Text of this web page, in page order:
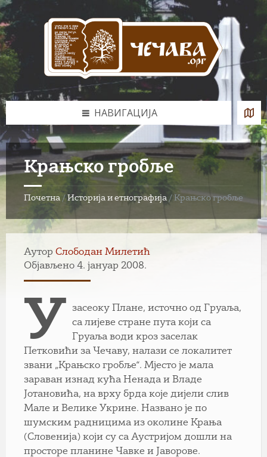
Skip
to
content
Skip
to
left
sidebar
Skip
to
footer
НАВИГАЦИЈА
Крањско гробље
Почетна /Историја и етнографија / Крањско гробље
Аутор Слободан Милетић
Објављено 4. јануар 2008.
У
засеоку Плане, источно од Груаља,
са лијеве стране пута који са
Груаља води кроз заселак
Петковићи за Чечаву, налази се локалитет
звани „Крањско гробље“. Мјесто је мала
зараван изнад кућа Ненада и Владе
Јотановића, на врху брда које дијели слив
Мале и Велике Укрине. Названо је по
шумским радницима из околине Крања
(Словенија) који су са Аустријом дошли на
просторе планине Чавке и Јаворове.